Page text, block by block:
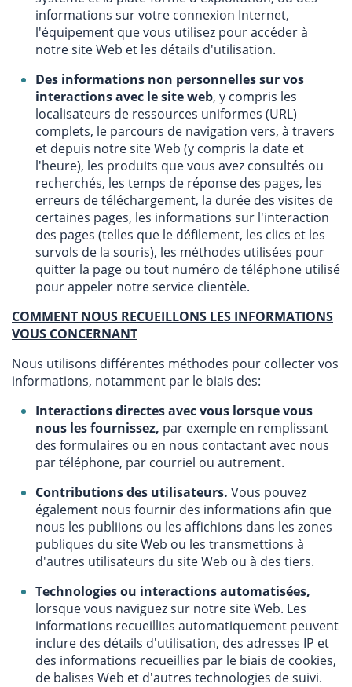
informations sur votre connexion Internet,
l'équipement que vous utilisez pour accéder à
notre site Web et les détails d'utilisation.
Des informations non personnelles sur vos
interactions avec le site web, y compris les
localisateurs de ressources uniformes (URL)
complets, le parcours de navigation vers, à travers
et depuis notre site Web (y compris la date et
l'heure), les produits que vous avez consultés ou
recherchés, les temps de réponse des pages, les
erreurs de téléchargement, la durée des visites de
certaines pages, les informations sur l'interaction
des pages (telles que le défilement, les clics et les
survols de la souris), les méthodes utilisées pour
quitter la page ou tout numéro de téléphone utilisé
pour appeler notre service clientèle.
COMMENT NOUS RECUEILLONS LES INFORMATIONS
VOUS CONCERNANT
Nous utilisons différentes méthodes pour collecter vos
informations, notamment par le biais des:
Interactions directes avec vous lorsque vous
nous les fournissez, par exemple en remplissant
des formulaires ou en nous contactant avec nous
par téléphone, par courriel ou autrement.
Contributions des utilisateurs. Vous pouvez
également nous fournir des informations afin que
nous les publiions ou les affichions dans les zones
publiques du site Web ou les transmettions à
d'autres utilisateurs du site Web ou à des tiers.
Technologies ou interactions automatisées,
lorsque vous naviguez sur notre site Web. Les
informations recueillies automatiquement peuvent
inclure des détails d'utilisation, des adresses IP et
des informations recueillies par le biais de cookies,
de balises Web et d'autres technologies de suivi.